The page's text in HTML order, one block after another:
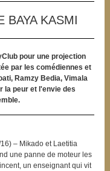
BAYA KASMI
pour une projection
par les comédiennes et
Ramzy Bedia, Vimala
la peur et l'envie des
– Mikado et Laetitia
une panne de moteur les
un enseignant qui vit